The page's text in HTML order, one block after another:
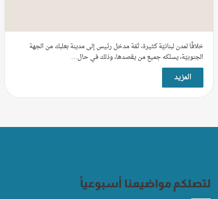
خلافًا لمدن لبنانيّة كثيرة، ثمّة مدخل رئيس إلى مدينة بعلبك من الجهة
الجنوبيّة، يسلكه جميع من يقصدها، وذلك في حال…
المزيد
لتصلكم مواضيعنا أسبوعياً